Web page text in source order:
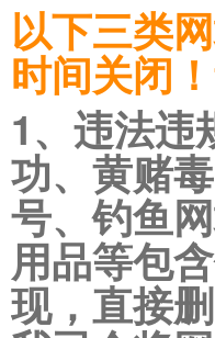
以下三类
时间关闭
1、违法违
功、黄赌
号、钓鱼
用品等包
现，直接